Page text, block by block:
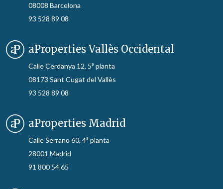
08008 Barcelona
93 528 89 08
aProperties Vallès Occidental
Calle Cerdanya 12, 5ª planta
08173 Sant Cugat del Vallès
93 528 89 08
aProperties Madrid
Calle Serrano 60, 4ª planta
28001 Madrid
91 800 54 65